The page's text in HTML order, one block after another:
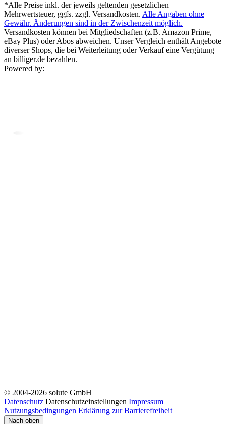
*Alle Preise inkl. der jeweils geltenden gesetzlichen
Mehrwertsteuer, ggfs. zzgl. Versandkosten. Alle Angaben ohne
Gewähr. Änderungen sind in der Zwischenzeit möglich.
Versandkosten können bei Mitgliedschaften (z.B. Amazon Prime,
eBay Plus) oder Abos abweichen. Unser Vergleich enthält Angebote
diverser Shops, die bei Weiterleitung oder Verkauf eine Vergütung
an billiger.de bezahlen.
Powered by:
© 2004-2026 solute GmbH
Datenschutz Datenschutzeinstellungen Impressum
Nutzungsbedingungen Erklärung zur Barrierefreiheit
Nach oben